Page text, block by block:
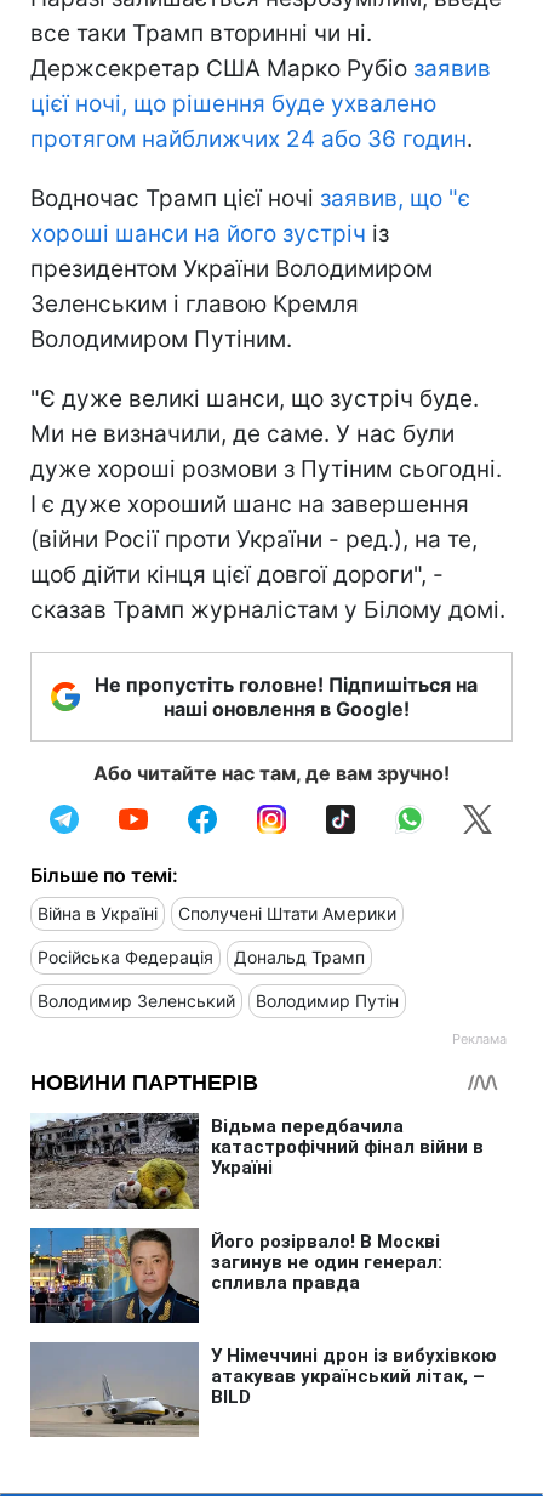
все таки Трамп вторинні чи ні.
Держсекретар США Марко Рубіо заявив
цієї ночі, що рішення буде ухвалено
протягом найближчих 24 або 36 годин.
Водночас Трамп цієї ночі заявив, що "є
хороші шанси на його зустріч із
президентом України Володимиром
Зеленським і главою Кремля
Володимиром Путіним.
"Є дуже великі шанси, що зустріч буде.
Ми не визначили, де саме. У нас були
дуже хороші розмови з Путіним сьогодні.
І є дуже хороший шанс на завершення
(війни Росії проти України - ред.), на те,
щоб дійти кінця цієї довгої дороги", -
сказав Трамп журналістам у Білому домі.
Не пропустіть головне! Підпишіться на
наші оновлення в Google!
Або читайте нас там, де вам зручно!
Більше по темі:
Війна в Україні Сполучені Штати Америки
Російська Федерація Дональд Трамп
Володимир Зеленський Володимир Путін